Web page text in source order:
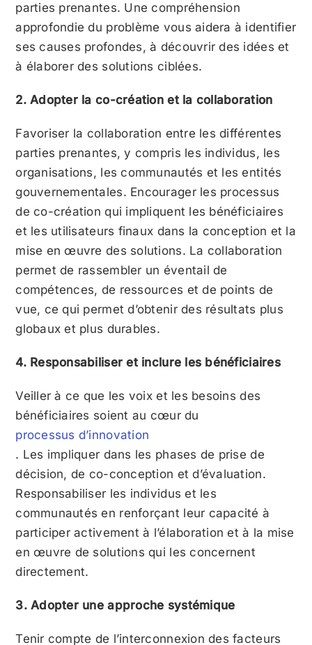
parties prenantes. Une compréhension
approfondie du problème vous aidera à identifier
ses causes profondes, à découvrir des idées et
à élaborer des solutions ciblées.
2. Adopter la co-création et la collaboration
Favoriser la collaboration entre les différentes
parties prenantes, y compris les individus, les
organisations, les communautés et les entités
gouvernementales. Encourager les processus
de co-création qui impliquent les bénéficiaires
et les utilisateurs finaux dans la conception et la
mise en œuvre des solutions. La collaboration
permet de rassembler un éventail de
compétences, de ressources et de points de
vue, ce qui permet d’obtenir des résultats plus
globaux et plus durables.
4. Responsabiliser et inclure les bénéficiaires
Veiller à ce que les voix et les besoins des
bénéficiaires soient au cœur du
processus d’innovation
. Les impliquer dans les phases de prise de
décision, de co-conception et d’évaluation.
Responsabiliser les individus et les
communautés en renforçant leur capacité à
participer activement à l’élaboration et à la mise
en œuvre de solutions qui les concernent
directement.
3. Adopter une approche systémique
Tenir compte de l’interconnexion des facteurs